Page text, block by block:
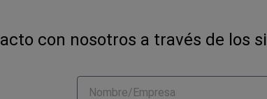
con nosotros a través de los